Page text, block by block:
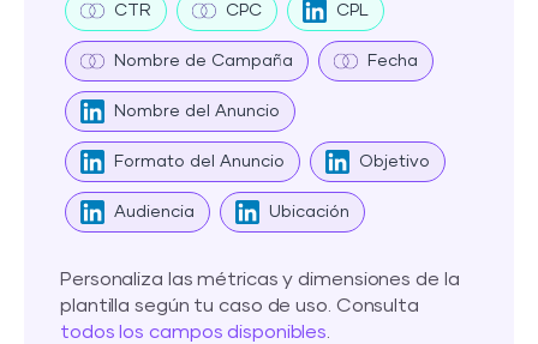
CTR CPC CPL
Nombre de Campaña Fecha
Nombre del Anuncio
Formato del Anuncio Objetivo
Audiencia Ubicación
Personaliza las métricas y dimensiones de la
plantilla según tu caso de uso. Consulta
todos los campos disponibles